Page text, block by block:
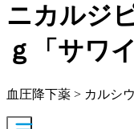
ニカルジ
ｇ「サワイ
血圧降下薬 > カルシ